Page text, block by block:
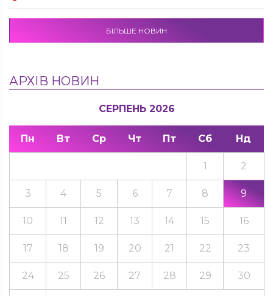
БІЛЬШЕ НОВИН
АРХІВ НОВИН
СЕРПЕНЬ 2026
Пн Вт Ср Чт Пт Сб Нд
1 2
3 4 5 6 7 8 9
10 11 12 13 14 15 16
17 18 19 20 21 22 23
24 25 26 27 28 29 30